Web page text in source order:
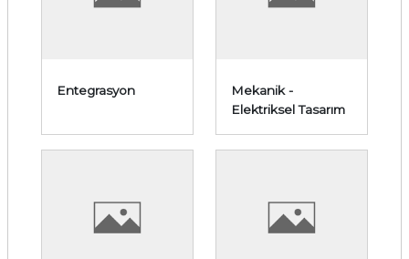
Entegrasyon
Mekanik -
Elektriksel Tasarım